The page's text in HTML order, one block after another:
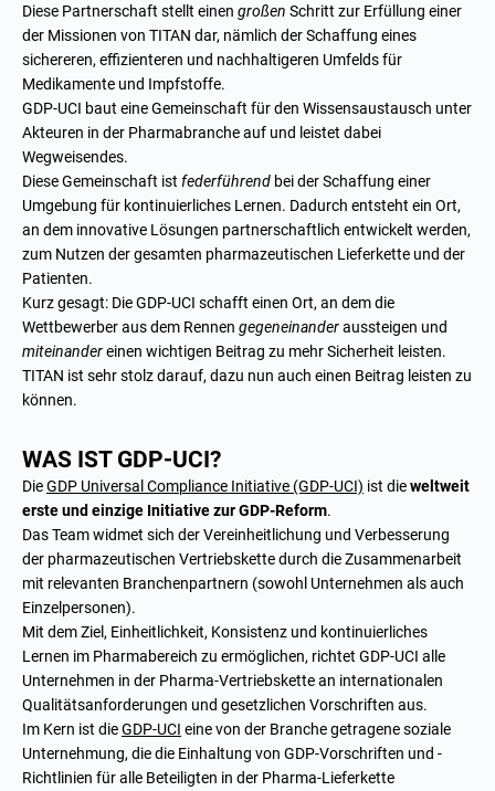
Diese Partnerschaft stellt einen großen Schritt zur Erfüllung einer
der Missionen von TITAN dar, nämlich der Schaffung eines
sichereren, effizienteren und nachhaltigeren Umfelds für
Medikamente und Impfstoffe.
GDP-UCI baut eine Gemeinschaft für den Wissensaustausch unter
Akteuren in der Pharmabranche auf und leistet dabei
Wegweisendes.
Diese Gemeinschaft ist federführend bei der Schaffung einer
Umgebung für kontinuierliches Lernen. Dadurch entsteht ein Ort,
an dem innovative Lösungen partnerschaftlich entwickelt werden,
zum Nutzen der gesamten pharmazeutischen Lieferkette und der
Patienten.
Kurz gesagt: Die GDP-UCI schafft einen Ort, an dem die
Wettbewerber aus dem Rennen gegeneinanderaussteigen und
miteinandereinen wichtigen Beitrag zu mehr Sicherheit leisten.
TITAN ist sehr stolz darauf, dazu nun auch einen Beitrag leisten zu
können.
WAS IST GDP-UCI?
DieGDP Universal Compliance Initiative (GDP-UCI) ist dieweltweit
erste und einzige Initiative zur GDP-Reform.
Das Team widmet sich der Vereinheitlichung und Verbesserung
der pharmazeutischen Vertriebskette durch die Zusammenarbeit
mit relevanten Branchenpartnern (sowohl Unternehmen als auch
Einzelpersonen).
Mit dem Ziel, Einheitlichkeit, Konsistenz und kontinuierliches
Lernen im Pharmabereich zu ermöglichen, richtet GDP-UCI alle
Unternehmen in der Pharma-Vertriebskette an internationalen
Qualitätsanforderungen und gesetzlichen Vorschriften aus.
Im Kern ist dieGDP-UCI eine von der Branche getragene soziale
Unternehmung, die die Einhaltung von GDP-Vorschriften und -
Richtlinien für alle Beteiligten in der Pharma-Lieferkette